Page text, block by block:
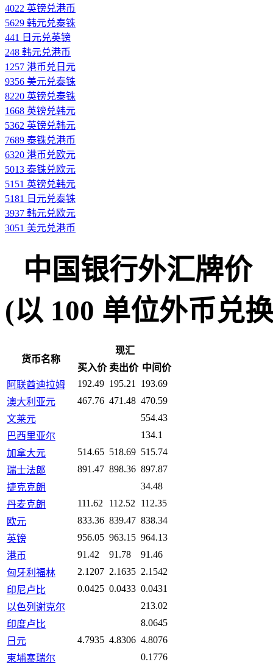
4022 英镑兑港币
5629 韩元兑泰铢
441 日元兑英镑
248 韩元兑港币
1257 港币兑日元
9356 美元兑泰铢
8220 英镑兑泰铢
1668 英镑兑韩元
5362 英镑兑韩元
7689 泰铢兑港币
6320 港币兑欧元
5013 泰铢兑欧元
5151 英镑兑韩元
5181 日元兑泰铢
3937 韩元兑欧元
3051 美元兑港币
中国银行外汇牌价
(以 100 单位外币兑
货币名称
现汇
买入价 卖出价 中间价
阿联酋迪拉姆
192.49 195.21
193.69
澳大利亚元
467.76 471.48 470.59
文莱元
554.43
巴西里亚尔
134.1
加拿大元
514.65 518.69 515.74
瑞士法郎
891.47 898.36 897.87
捷克克朗
34.48
丹麦克朗
111.62 112.52
112.35
欧元
833.36 839.47 838.34
英镑
956.05 963.15 964.13
港币
91.42 91.78
91.46
匈牙利福林
2.1207 2.1635 2.1542
印尼卢比
0.0425 0.0433 0.0431
以色列谢克尔
213.02
印度卢比
8.0645
日元
4.7935 4.8306 4.8076
柬埔寨瑞尔
0.1776